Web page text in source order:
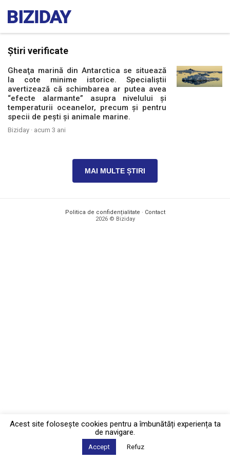
Știri verificate
Gheaţa marină din Antarctica se situează
la cote minime istorice. Specialiştii
avertizează că schimbarea ar putea avea
“efecte alarmante” asupra nivelului şi
temperaturii oceanelor, precum şi pentru
specii de peşti şi animale marine.
Biziday · acum 3 ani
MAI MULTE ȘTIRI
Politica de confidențialitate · Contact
2026 © Biziday
Acest site foloseşte cookies pentru a îmbunătăți experiența ta
de navigare.
Accept Refuz